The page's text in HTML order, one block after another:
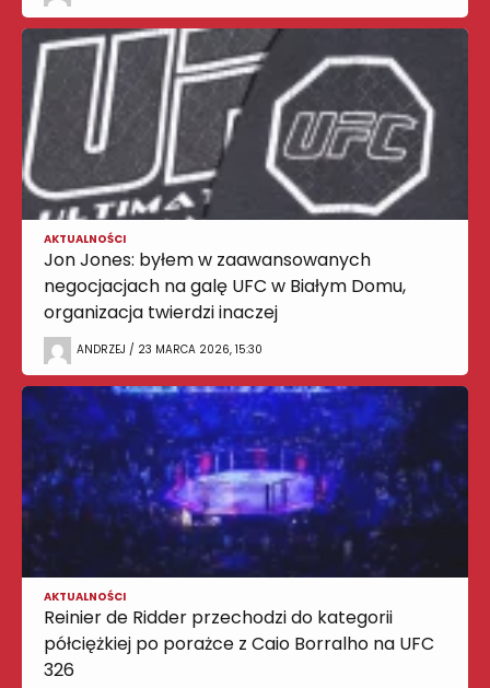
AKTUALNOŚCI
Jon Jones: byłem w zaawansowanych
negocjacjach na galę UFC w Białym Domu,
organizacja twierdzi inaczej
ANDRZEJ / 23 MARCA 2026, 15:30
AKTUALNOŚCI
Reinier de Ridder przechodzi do kategorii
półciężkiej po porażce z Caio Borralho na UFC
326